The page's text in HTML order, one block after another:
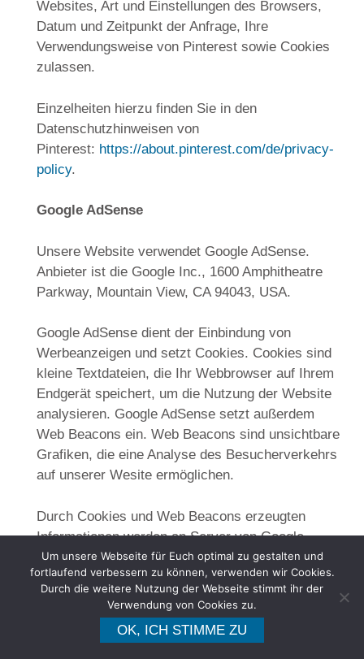
Websites, Art und Einstellungen des Browsers,
Datum und Zeitpunkt der Anfrage, Ihre
Verwendungsweise von Pinterest sowie Cookies
zulassen.
Einzelheiten hierzu finden Sie in den
Datenschutzhinweisen von
Pinterest: https://about.pinterest.com/de/privacy-
policy.
Google AdSense
Unsere Website verwendet Google AdSense.
Anbieter ist die Google Inc., 1600 Amphitheatre
Parkway, Mountain View, CA 94043, USA.
Google AdSense dient der Einbindung von
Werbeanzeigen und setzt Cookies. Cookies sind
kleine Textdateien, die Ihr Webbrowser auf Ihrem
Endgerät speichert, um die Nutzung der Website
analysieren. Google AdSense setzt außerdem
Web Beacons ein. Web Beacons sind unsichtbare
Grafiken, die eine Analyse des Besucherverkehrs
auf unserer Wesite ermöglichen.
Durch Cookies und Web Beacons erzeugten
Informationen werden an Server von Google
übertragen und dort gespeichert. Serverstandort
sind die USA. Google kann diese Informationen
an Vertragspartner weiterreichen. Ihre IP-Adresse
wird Google jedoch nicht mit anderen von Ihnen
gespeicherten Daten zusammenführen.
Um unsere Webseite für Euch optimal zu gestalten und
fortlaufend verbessern zu können, verwenden wir Cookies.
Durch die weitere Nutzung der Webseite stimmt ihr der
Verwendung von Cookies zu.
OK, ICH STIMME ZU